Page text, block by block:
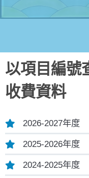
以項目編號
收費資料
2026-2027年度
2025-2026年度
2024-2025年度